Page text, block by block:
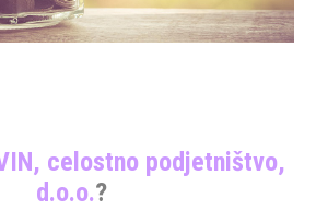
celostno podjetništvo,
d.o.o.?